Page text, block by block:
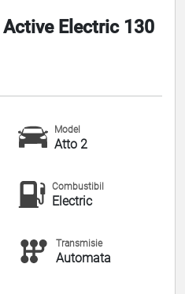
Active Electric 130
Model
Atto 2
Combustibil
Electric
Transmisie
Automata